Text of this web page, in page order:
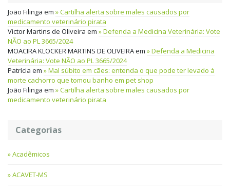
João Filinga em
Cartilha alerta sobre males causados por
medicamento veterinário pirata
Victor Martins de Oliveira em
Defenda a Medicina Veterinária: Vote
NÃO ao PL 3665/2024
MOACIRA KLOCKER MARTINS DE OLIVEIRAem
Defenda a Medicina
Veterinária: Vote NÃO ao PL 3665/2024
Patrícia em
Mal súbito em cães: entenda o que pode ter levado à
morte cachorro que tomou banho em pet shop
João Filinga em
Cartilha alerta sobre males causados por
medicamento veterinário pirata
Categorias
Acadêmicos
ACAVET-MS